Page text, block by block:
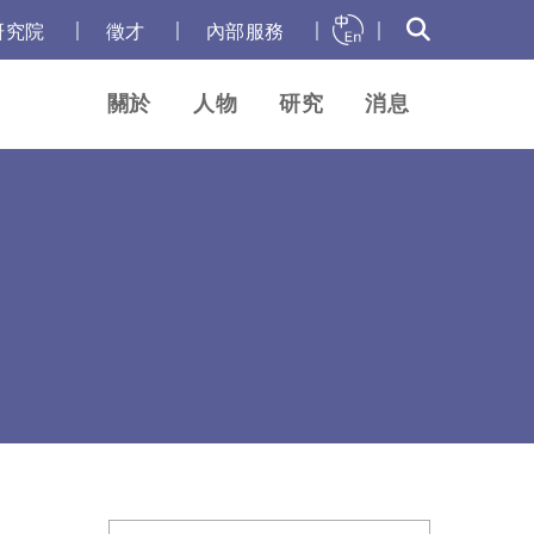
究院 徵才 內部服務
關於 人物 研究 消息